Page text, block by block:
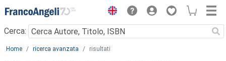
Menu
Cerca:
Main content
Home ricerca avanzata risultati